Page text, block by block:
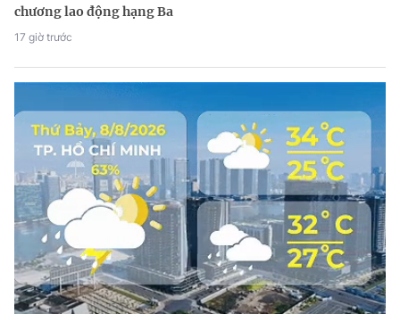
chương lao động hạng Ba
17 giờ trước